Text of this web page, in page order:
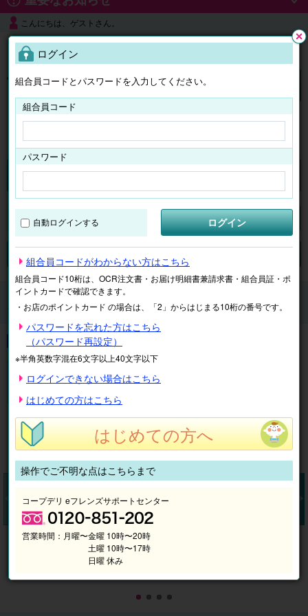
こんにちは、ゲストさん。
よくある質問
ログイン
チケット マイページ
検索
チケット 遊園地・水族館
1,200円分引換金券付王国パスポート前売券2026
金券付王国パスポート前売券ならお得!
【電子】那須どうぶつ王国 1,200円分引換金券付王国パ
スポート前売券2026
us
ログイン
組合員コードとパスワードを入力してください。
組合員コード
パスワード
自動ログインする ログイン
組合員コードがわからない方はこちら
組合員コード10桁は、OCR注文書・お届け明細書兼請求書・組合員証・ポ
イントカードで確認できます。
・お店のポイントカード の場合は、「2」からはじまる10桁の番号です。
パスワードを忘れた方はこちら
（パスワード再設定）
※半角英数字混在6文字以上40文字以下
ログインできない場合はこちら
はじめての方はこちら
はじめての方へ
操作でご不明な点はこちらまで
コープデリ eフレンズサポートセンター
営業時間： 月曜〜金曜 10時〜20時
土曜 10時〜17時
日曜 休み